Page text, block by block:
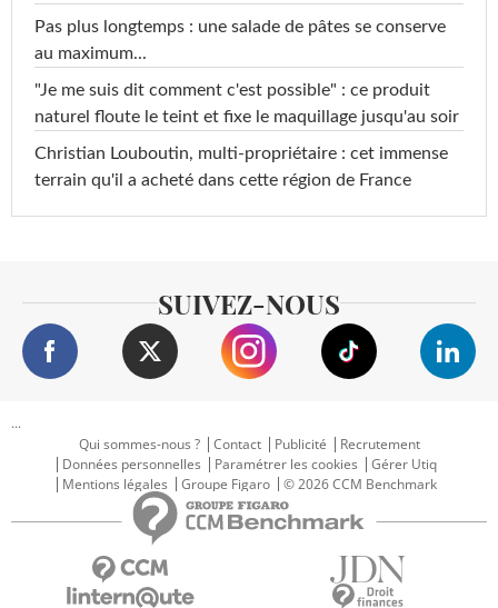
Pas plus longtemps : une salade de pâtes se conserve
au maximum...
"Je me suis dit comment c'est possible" : ce produit
naturel floute le teint et fixe le maquillage jusqu'au soir
Christian Louboutin, multi-propriétaire : cet immense
terrain qu'il a acheté dans cette région de France
SUIVEZ-NOUS
...
Qui sommes-nous ?
Contact Publicité
Recrutement
Données personnelles
Paramétrer les cookies
Gérer Utiq
Mentions légales
Groupe Figaro © 2026 CCM Benchmark